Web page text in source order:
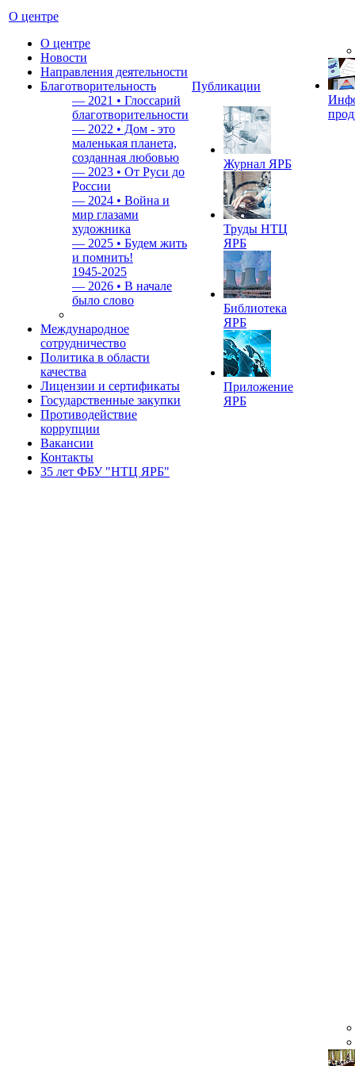
О центре
О центре
Новости
Направления деятельности
Благотворительность
— 2021 • Глоссарий
благотворительности
— 2022 • Дом - это
маленькая планета,
созданная любовью
— 2023 • От Руси до
России
— 2024 • Война и
мир глазами
художника
— 2025 • Будем жить
и помнить!
1945-2025
— 2026 • В начале
было слово
Международное
сотрудничество
Политика в области
качества
Лицензии и сертификаты
Государственные закупки
Противодействие
коррупции
Вакансии
Контакты
35 лет ФБУ "НТЦ ЯРБ"
Публикации
Журнал ЯРБ
Труды НТЦ
ЯРБ
Библиотека
ЯРБ
Приложение
ЯРБ